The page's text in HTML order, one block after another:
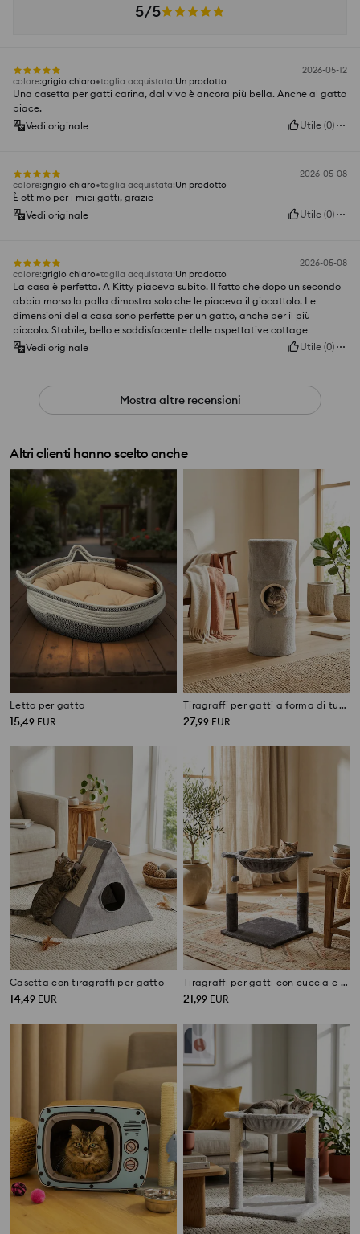
5/5
2026-05-12
colore:grigio chiaro taglia acquistata:Un prodotto
Una casetta per gatti carina, dal vivo è ancora più bella. Anche al gatto
piace.
Vedi originale
Utile (0)
2026-05-08
colore:grigio chiaro taglia acquistata:Un prodotto
È ottimo per i miei gatti, grazie
Vedi originale
Utile (0)
2026-05-08
colore:grigio chiaro taglia acquistata:Un prodotto
La casa è perfetta. A Kitty piaceva subito. Il fatto che dopo un secondo
abbia morso la palla dimostra solo che le piaceva il giocattolo. Le
dimensioni della casa sono perfette per un gatto, anche per il più
piccolo. Stabile, bello e soddisfacente delle aspettative cottage
Vedi originale
Utile (0)
Mostra altre recensioni
Altri clienti hanno scelto anche
Letto per gatto
15,49 EUR
Tiragraffi per gatti a forma di tubo in peluche con ingressi
27,99 EUR
Casetta con tiragraffi per gatto
14,49 EUR
Tiragraffi per gatti con cuccia e gioco sospeso
21,99 EUR